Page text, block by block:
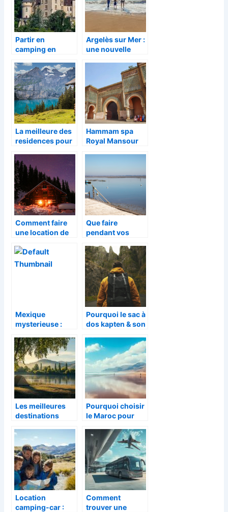
Partir en
camping en
Argelès sur Mer :
une nouvelle
La meilleure des
residences pour
Tignes
Hammam spa
Royal Mansour
interieur
Comment faire
une location de
d’isere
Que faire
pendant vos
camping pres de
Lege-Cap-Ferret
?
Mexique
mysterieuse :
dans l’histoire
fascinante
Pourquoi le sac à
dos kapten & son
toutes vos
aventures
Les meilleures
destinations
nature en France
Pourquoi choisir
le Maroc pour
sportives pour
adultes
inoubliables
Location
camping-car :
Comment
trouver une